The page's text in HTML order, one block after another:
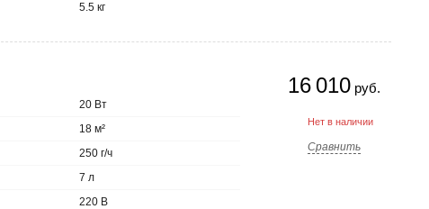
5.5 кг
16 010руб.
Нет в наличии
Сравнить
20 Вт
18 м²
250 г/ч
7 л
220 В